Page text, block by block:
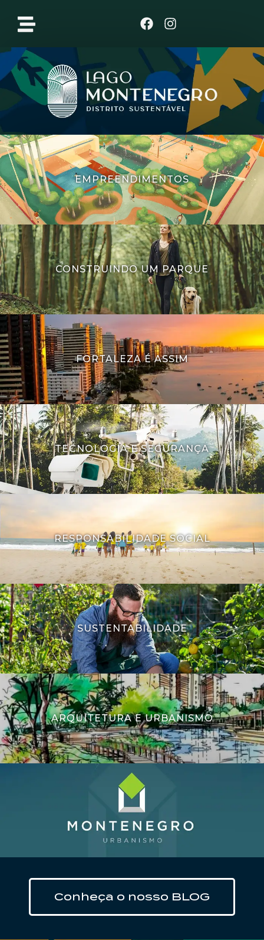
Clique aqui
EMPREENDIMENTOS
CONSTRUINDO UM PARQUE
FORTALEZA É ASSIM
TECNOLOGIA E SEGURANÇA
RESPONSABILIDADE SOCIAL
SUSTENTABILIDADE
ARQUITETURA E URBANISMO
Clique aqui
Conheça o nosso BLOG